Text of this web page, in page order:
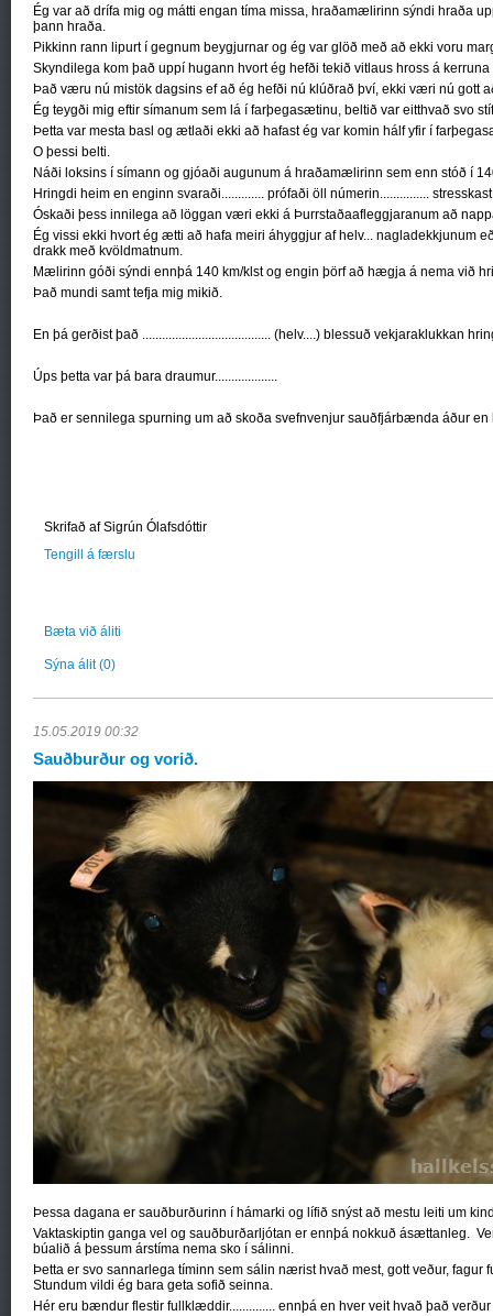
Ég var að drífa mig og mátti engan tíma missa, hraðamælirinn sýndi hraða
þann hraða.
Pikkinn rann lipurt í gegnum beygjurnar og ég var glöð með að ekki voru
Skyndilega kom það uppí hugann hvort ég hefði tekið vitlaus hross á
Það væru nú mistök dagsins ef að ég hefði nú klúðrað því, ekki væri nú gott
Ég teygði mig eftir símanum sem lá í farþegasætinu, beltið var eitthvað svo
Þetta var mesta basl og ætlaði ekki að hafast ég var komin hálf yfir í
O þessi belti.
Náði loksins í símann og gjóaði augunum á hraðamælirinn sem enn stóð í
Hringdi heim en enginn svaraði............. prófaði öll númerin...............
Óskaði þess innilega að löggan væri ekki á Þurrstaðaafleggjaranum að
Ég vissi ekki hvort ég ætti að hafa meiri áhyggjur af helv... nagladekkjunum
drakk með kvöldmatnum.
Mælirinn góði sýndi ennþá 140 km/klst og engin þörf að hægja á nema við
Það mundi samt tefja mig mikið.
En þá gerðist það ....................................... (helv....) blessuð vekjaraklukkan
Úps þetta var þá bara draumur...................
Það er sennilega spurning um að skoða svefnvenjur sauðfjárbænda áður
Skrifað af Sigrún Ólafsdóttir
Tengill á færslu
Bæta við áliti
Sýna álit(0)
15.05.2019 00:32
Sauðburður og vorið.
Þessa dagana er sauðburðurinn í hámarki og lífið snýst að mestu leiti um
Vaktaskiptin ganga vel og sauðburðarljótan er ennþá nokkuð ásættanleg.
búalið á þessum árstíma nema sko í sálinni.
Þetta er svo sannarlega tíminn sem sálin nærist hvað mest, gott veður,
Stundum vildi ég bara geta sofið seinna.
Hér eru bændur flestir fullklæddir.............. ennþá en hver veit hvað það